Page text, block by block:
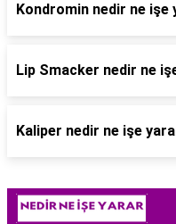
Kondromin nedir ne işe
Lip Smacker nedir ne
Kaliper nedir ne işe